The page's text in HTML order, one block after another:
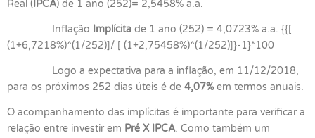
Real (IPCA) de 1 ano (252)= 2,5458% a.a.
Inflação Implícita de 1 ano (252) = 4,0723% a.a. {{[
(1+6,7218%)^(1/252)]/ [ (1+2,75458%)^(1/252)]}-1}*100
Logo a expectativa para a inflação, em 11/12/2018,
para os próximos 252 dias úteis é de 4,07%em termos anuais.
O acompanhamento das implícitas é importante para verificar a
relação entre investir em Pré X IPCA. Como também um